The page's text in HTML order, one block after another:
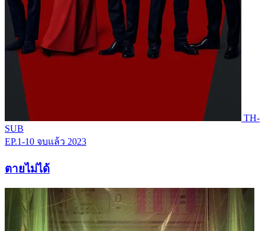
TH-
SUB
EP.1-10 จบแล้ว 2023
ตายไม่ได้